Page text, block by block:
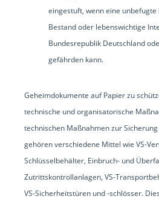
eingestuft, wenn eine
Bestand oder lebenswichtige
Bundesrepublik Deutschland
gefährden kann.
Geheimdokumente auf Papier zu
technische und organisatorische
technischen Maßnahmen zur
gehören verschiedene Mittel wie VS-
Schlüsselbehälter, Einbruch- und
Zutrittskontrollanlagen, VS-
VS-Sicherheitstüren und -schlösser.